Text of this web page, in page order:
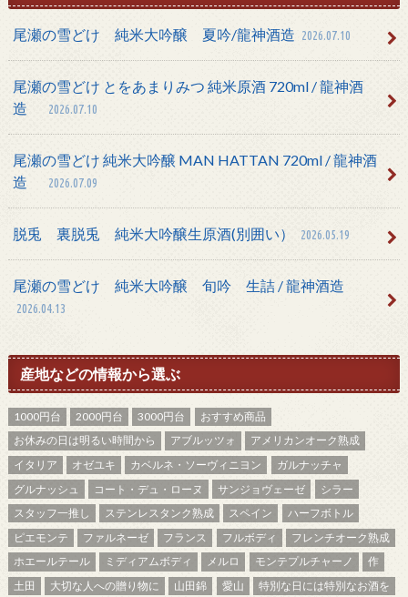
尾瀬の雪どけ 純米大吟醸 夏吟/龍神酒造 2026.07.10
尾瀬の雪どけ とをあまりみつ 純米原酒 720ml / 龍神酒
造
2026.07.10
尾瀬の雪どけ 純米大吟醸 MAN HATTAN 720ml / 龍神酒
造
2026.07.09
脱兎 裏脱兎 純米大吟醸生原酒(別囲い） 2026.05.19
尾瀬の雪どけ 純米大吟醸 旬吟 生詰 / 龍神酒造
2026.04.13
産地などの情報から選ぶ
1000円台 2000円台 3000円台
おすすめ商品
お休みの日は明るい時間から
アブルッツォ
アメリカンオーク熟成
イタリア
オゼユキ カベルネ・ソーヴィニヨン
ガルナッチャ
グルナッシュ
コート・デュ・ローヌ サンジョヴェーゼ
シラー
スタッフ一推し
ステンレスタンク熟成 スペイン
ハーフボトル
ピエモンテ
ファルネーゼ フランス フルボディ
フレンチオーク熟成
ホエールテール
ミディアムボディ メルロ モンテプルチャーノ
作
土田
大切な人への贈り物に 山田錦 愛山
特別な日には特別なお酒を